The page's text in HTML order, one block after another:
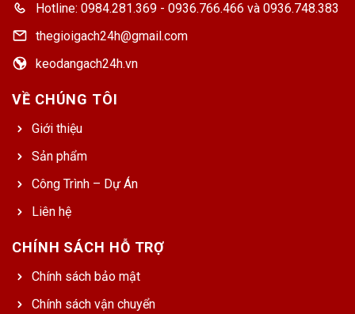
Hotline: 0984.281.369 - 0936.766.466 và 0936.748.383
thegioigach24h@gmail.com
keodangach24h.vn
VỀ CHÚNG TÔI
Giới thiệu
Sản phẩm
Công Trình – Dự Án
Liên hệ
CHÍNH SÁCH HỖ TRỢ
Chính sách bảo mật
Chính sách vận chuyển